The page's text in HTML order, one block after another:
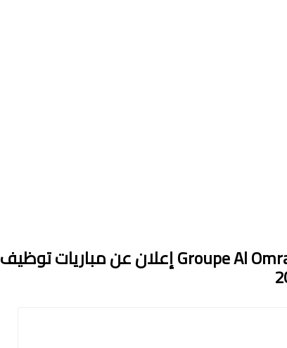
مجموعة التهيئة العمران Groupe Al Omrane إعلان عن مباريات توظيف